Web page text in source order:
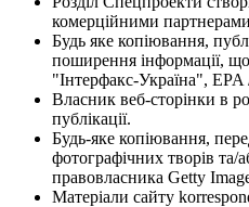
комерційними
Будь яке копіювання,
поширення інформації,
"Інтерфакс-Україна",
Власник веб-сторінки в
публікації.
Будь-яке копіювання,
фотографічних творів та/
правовласника Getty
Матеріали сайту